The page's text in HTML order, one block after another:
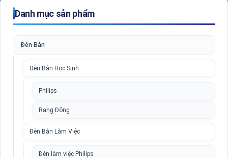
Danh mục sản phẩm
Đèn Bàn
Đèn Bàn Học Sinh
Philips
Rạng Đông
Đèn Bàn Làm Việc
Đèn làm việc Philips